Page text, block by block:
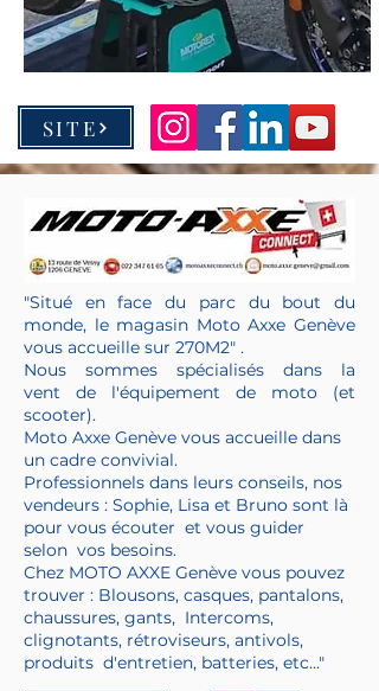
SITE
"Situé en face du parc du bout du
monde, le magasin Moto Axxe Genève
vous accueille sur 270M2" .
Nous sommes spécialisés dans la
vent de l'équipement de moto (et
scooter).
Moto Axxe Genève vous accueille dans
un cadre convivial.
Professionnels dans leurs conseils, nos
vendeurs : Sophie, Lisa et Bruno sont là
pour vous écouter et vous guider
selon vos besoins.
Chez MOTO AXXE Genève vous pouvez
trouver : Blousons, casques, pantalons,
chaussures, gants, Intercoms,
clignotants, rétroviseurs, antivols,
produits d'entretien, batteries, etc..."